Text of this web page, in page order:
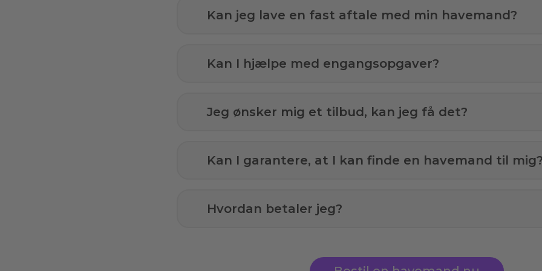
Kan jeg lave en fast aftale med min havemand?
Kan I hjælpe med engangsopgaver?
Jeg ønsker mig et tilbud, kan jeg få det?
Kan I garantere, at I kan finde en havemand til
Hvordan betaler jeg?